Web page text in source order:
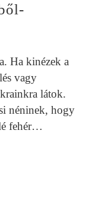
Ha kinézek a
vagy
látok.
néninek, hogy
fehér…